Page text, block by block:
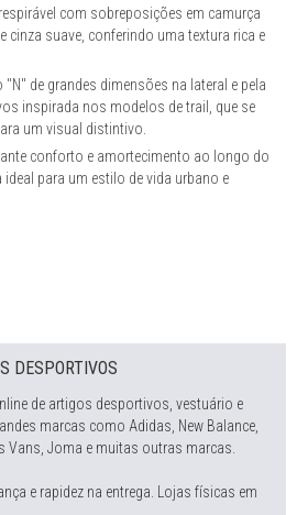
com sobreposições em camurça
cinza suave, conferindo uma textura rica e
de grandes dimensões na lateral e pela
inspirada nos modelos de trail, que se
um visual distintivo.
conforto e amortecimento ao longo do
para um estilo de vida urbano e
DESPORTIVOS
de artigos desportivos, vestuário e
marcas como Adidas, New Balance,
Vans, Joma e muitas outras marcas.
e rapidez na entrega. Lojas físicas em